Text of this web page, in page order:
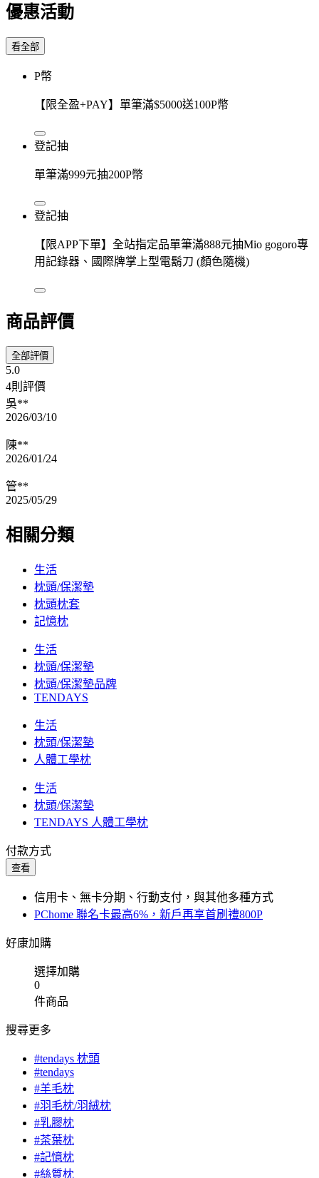
優惠活動
看全部
P幣
【限全盈+PAY】單筆滿$5000送100P幣
登記抽
單筆滿999元抽200P幣
登記抽
【限APP下單】全站指定品單筆滿888元抽Mio gogoro專
用記錄器、國際牌掌上型電鬍刀 (顏色隨機)
商品評價
全部評價
5.0
4則評價
吳**
2026/03/10
陳**
2026/01/24
管**
2025/05/29
相關分類
生活
枕頭/保潔墊
枕頭枕套
記憶枕
生活
枕頭/保潔墊
枕頭/保潔墊品牌
TENDAYS
生活
枕頭/保潔墊
人體工學枕
生活
枕頭/保潔墊
TENDAYS 人體工學枕
付款方式
查看
信用卡、無卡分期、行動支付，與其他多種方式
PChome 聯名卡最高6%，新戶再享首刷禮800P
好康加購
選擇加購
0
件商品
搜尋更多
#tendays 枕頭
#tendays
#羊毛枕
#羽毛枕/羽絨枕
#乳膠枕
#茶葉枕
#記憶枕
#絲質枕